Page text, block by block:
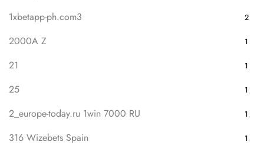
1xbetapp-ph.com3 2
2000A Z 1
21 1
25 1
2_europe-today.ru 1win 7000 RU 1
316 Wizebets Spain 1